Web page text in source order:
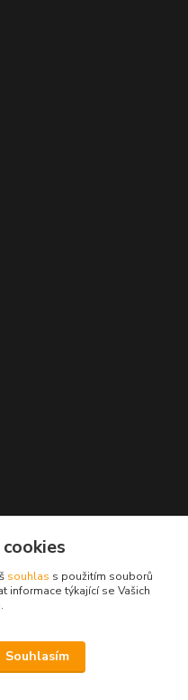
souhlas s použitím souborů
informace týkající se Vašich
Souhlasím